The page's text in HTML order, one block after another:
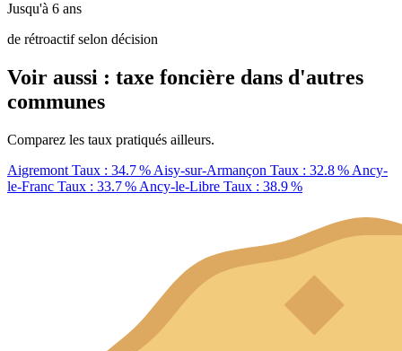
Jusqu'à 6 ans
de rétroactif selon décision
Voir aussi : taxe foncière dans d'autres
communes
Comparez les taux pratiqués ailleurs.
Aigremont Taux : 34.7 % Aisy-sur-Armançon Taux : 32.8 % Ancy-
le-Franc Taux : 33.7 % Ancy-le-Libre Taux : 38.9 %